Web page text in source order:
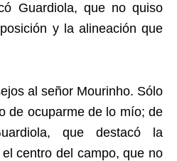
Guardiola, que no quiso
y la alineación que
al señor Mourinho. Sólo
de ocuparme de lo mío; de
que destacó la
centro del campo, que no